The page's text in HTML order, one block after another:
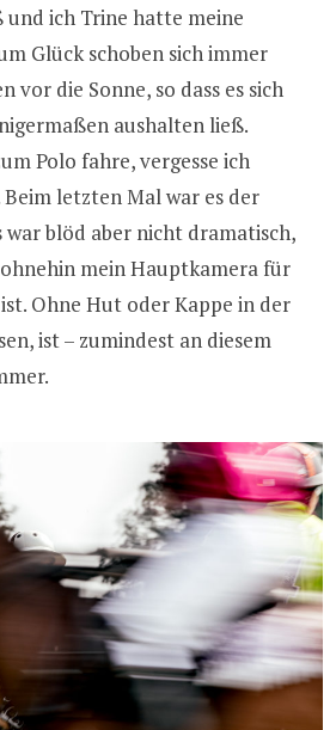
und ich Trine hatte meine
Glück schoben sich immer
vor die Sonne, so dass es sich
aushalten ließ.
Polo fahre, vergesse ich
letzten Mal war es der
war blöd aber nicht dramatisch,
ohnehin mein Hauptkamera für
Ohne Hut oder Kappe in der
ist – zumindest an diesem